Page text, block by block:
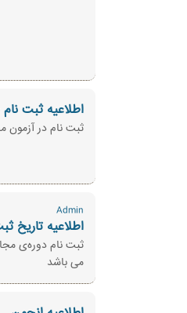
اطلاعیه ثبت نام
ثبت نام در آزمون مجدد مسئولین فنی
Admin
اطلاعیه تاریخ
می باشد